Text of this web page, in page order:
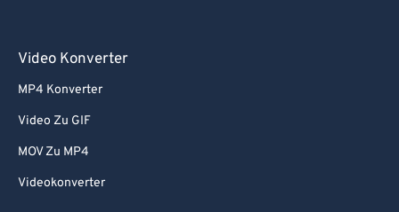
Video Konverter
MP4 Konverter
Video Zu GIF
MOV Zu MP4
Videokonverter